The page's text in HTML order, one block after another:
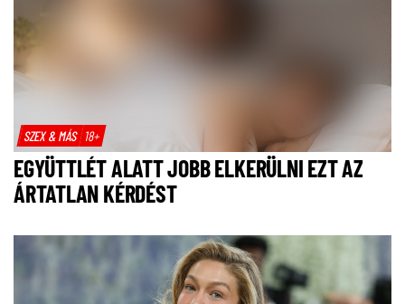
SZEX & MÁS 18+
EGYÜTTLÉT ALATT JOBB ELKERÜLNI EZT AZ
ÁRTATLAN KÉRDÉST